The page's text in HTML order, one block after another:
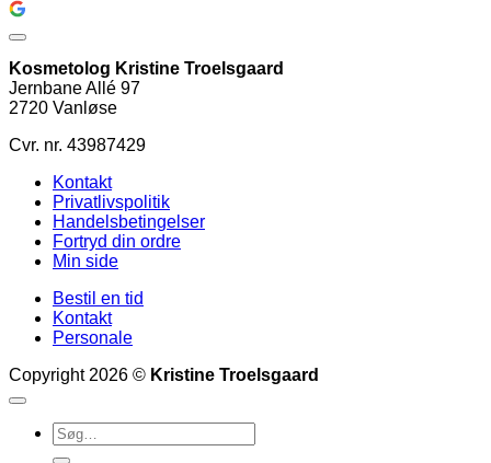
Kosmetolog Kristine Troelsgaard
Jernbane Allé 97
2720 Vanløse
Cvr. nr. 43987429
Kontakt
Privatlivspolitik
Handelsbetingelser
Fortryd din ordre
Min side
Bestil en tid
Kontakt
Personale
Copyright 2026 © Kristine Troelsgaard
Søg
efter: